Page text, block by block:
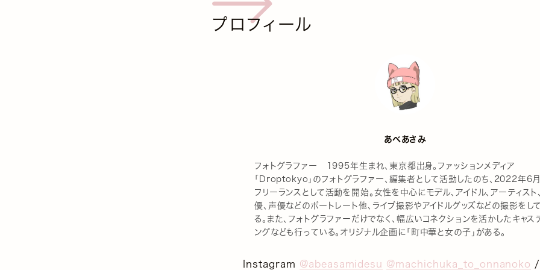
プロフィール
あべあさみ
フォトグラファー 1995年生まれ、東京都出身。ファッションメディア
「Droptokyo」のフォトグラファー、編集者として活動したのち、2022年6
フリーランスとして活動を開始。女性を中心にモデル、アイドル、アーティスト
優、声優などのポートレート他、ライブ撮影やアイドルグッズなどの撮影をし
る。また、フォトグラファーだけでなく、幅広いコネクションを活かしたキャス
ングなども行っている。オリジナル企画に「町中華と女の子」がある。
Instagram @abeasamidesu @machichuka_to_onnanoko /